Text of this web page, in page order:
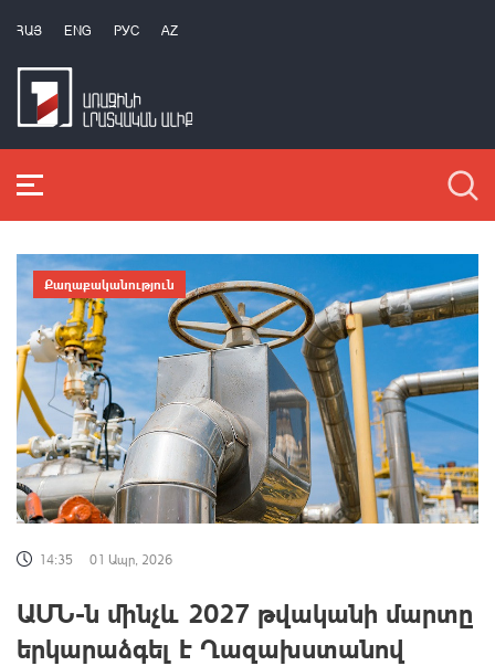
ՀԱՅ ENG РУС AZ
Քաղաքականություն
14:35 01 Ապր, 2026
ԱՄՆ-ն մինչև 2027 թվականի մարտը
երկարաձգել է Ղազախստանով